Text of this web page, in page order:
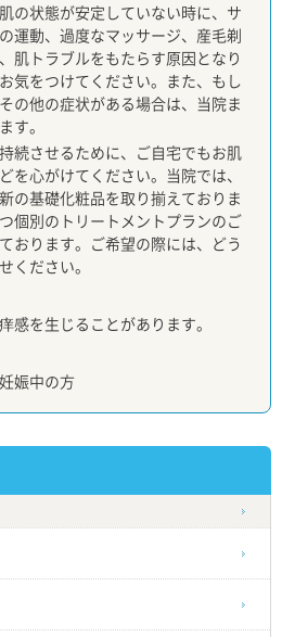
の状態が安定していない時に、サ
運動、過度なマッサージ、産毛剃
肌トラブルをもたらす原因となり
気をつけてください。また、もし
の他の症状がある場合は、当院ま
す。
続させるために、ご自宅でもお肌
を心がけてください。当院では、
の基礎化粧品を取り揃えておりま
個別のトリートメントプランのご
おります。ご希望の際には、どう
ください。
感を生じることがあります。
娠中の方